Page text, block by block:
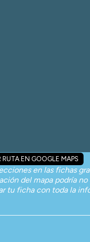
RUTA EN GOOGLE MAPS
en las fichas
del mapa podría
tu ficha con toda la